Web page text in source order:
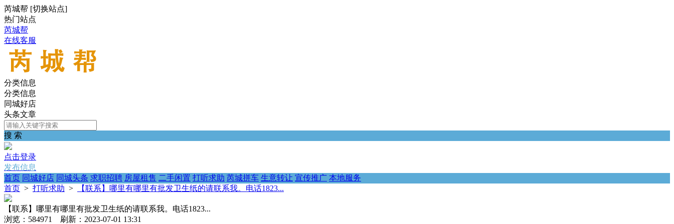
芮城帮 [切换站点]
热门站点
芮城帮
在线客服
分类信息
分类信息
同城好店
头条文章
搜 索
点击登录
发布信息
首页 同城好店 同城头条 求职招聘 房屋租售 二手闲置 打听求助 芮城拼车 生意转让 宣传推广 本地服务
首页 > 打听求助 > 【联系】哪里有哪里有批发卫生纸的请联系我。电话1823...
【联系】哪里有哪里有批发卫生纸的请联系我。电话1823...
浏览：584971 刷新：2023-07-01 13:31